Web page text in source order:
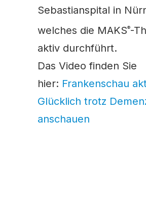
Sebastianspital in
welches die MAKS®-
aktiv durchführt.
Das Video finden Sie
hier: Frankenschau
Glücklich trotz
anschauen